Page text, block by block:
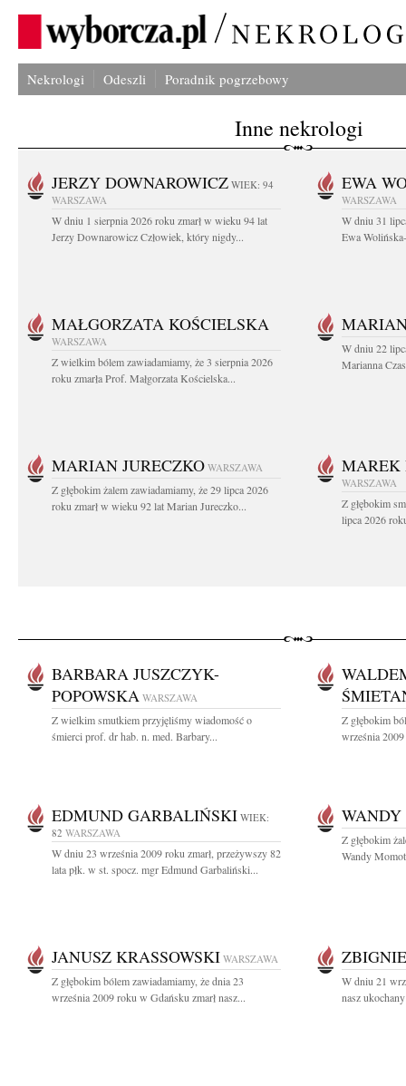
Nekrologi Odeszli Poradnik pogrzebowy
Inne nekrologi
JERZY DOWNAROWICZ WIEK: 94
WARSZAWA
W dniu 1 sierpnia 2026 roku zmarł w wieku 94 lat
Jerzy Downarowicz Człowiek, który nigdy...
EWA
WARSZAWA
W dniu 31
Ewa
MAŁGORZATA KOŚCIELSKA
WARSZAWA
Z wielkim bólem zawiadamiamy, że 3 sierpnia 2026
roku zmarła Prof. Małgorzata Kościelska...
W dniu 22
Marianna
MARIAN JURECZKO WARSZAWA
Z głębokim żalem zawiadamiamy, że 29 lipca 2026
roku zmarł w wieku 92 lat Marian Jureczko...
MAREK
WARSZAWA
Z głębokim
lipca 2026
BARBARA JUSZCZYK-
POPOWSKA WARSZAWA
Z wielkim smutkiem przyjęliśmy wiadomość o
śmierci prof. dr hab. n. med. Barbary...
Z głębokim
września
EDMUND GARBALIŃSKI WIEK:
82 WARSZAWA
W dniu 23 września 2009 roku zmarł, przeżywszy 82
lata płk. w st. spocz. mgr Edmund Garbaliński...
Z głębokim
Wandy
JANUSZ KRASSOWSKI WARSZAWA
Z głębokim bólem zawiadamiamy, że dnia 23
września 2009 roku w Gdańsku zmarł nasz...
W dniu 21
nasz